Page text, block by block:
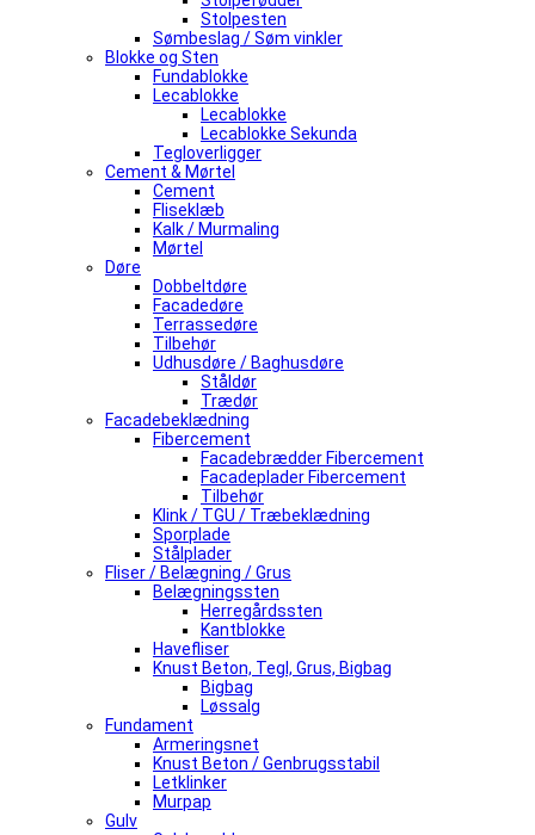
Stolpesten
Sømbeslag / Søm vinkler
Blokke og Sten
Fundablokke
Lecablokke
Lecablokke
Lecablokke Sekunda
Tegloverligger
Cement & Mørtel
Cement
Fliseklæb
Kalk / Murmaling
Mørtel
Døre
Dobbeltdøre
Facadedøre
Terrassedøre
Tilbehør
Udhusdøre / Baghusdøre
Ståldør
Trædør
Facadebeklædning
Fibercement
Facadebrædder Fibercement
Facadeplader Fibercement
Tilbehør
Klink / TGU / Træbeklædning
Sporplade
Stålplader
Fliser / Belægning / Grus
Belægningssten
Herregårdssten
Kantblokke
Havefliser
Knust Beton, Tegl, Grus, Bigbag
Bigbag
Løssalg
Fundament
Armeringsnet
Knust Beton / Genbrugsstabil
Letklinker
Murpap
Gulv